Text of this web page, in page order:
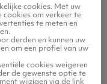
cookies. Met uw
om verkeer te
te meten en
derden en kunnen uw
om een profiel van uw
cookies weigeren
de gewenste optie te
wijzigen via de link